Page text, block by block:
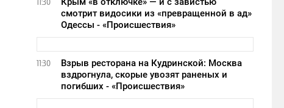
11:30
смотрит видосики из «превращенной в ад»
Одессы - «Происшествия»
11:30
Взрыв ресторана на Кудринской: Москва
вздрогнула, скорые увозят раненых и
погибших - «Происшествия»